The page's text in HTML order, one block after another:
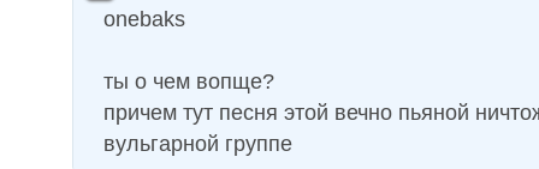
onebaks
ты о чем вопще?
причем тут песня этой вечно пьяной
вульгарной группе